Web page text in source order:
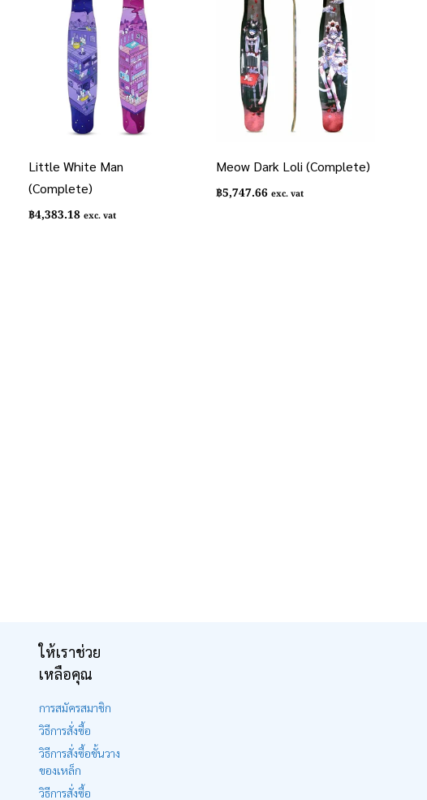
฿6,719.63
Little White Man
(Complete)
฿4,383.18 exc. vat
Meow Dark Loli (Complete)
฿5,747.66 exc. vat
ให้เราช่วย
เหลือคุณ
การสมัครสมาชิก
วิธีการสั่งซื้อ
วิธีการสั่งซื้อชั้นวาง
ของเหล็ก
วิธีการสั่งซื้อ